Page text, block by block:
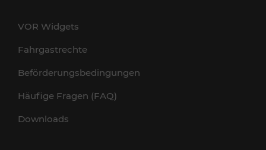
VOR Widgets
Fahrgastrechte
Beförderungsbedingungen
Häufige Fragen (FAQ)
Downloads